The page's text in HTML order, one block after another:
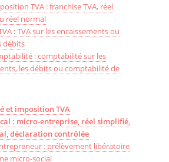
TVA : franchise TVA, réel
réel normal
: TVA sur les encaissements ou
débits
: comptabilité sur les
les débits ou comptabilité de
et imposition TVA
: micro-entreprise, réel simplifié,
déclaration contrôlée
: prélèvement libératoire
micro-social